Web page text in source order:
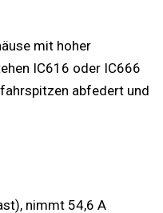
mit hoher
IC616 oder IC666
abfedert und
nimmt 54,6 A